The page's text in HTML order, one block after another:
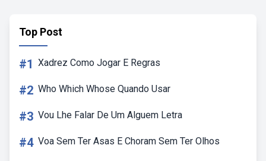
Top Post
#1 Xadrez Como Jogar E Regras
#2 Who Which Whose Quando Usar
#3 Vou Lhe Falar De Um Alguem Letra
#4 Voa Sem Ter Asas E Choram Sem Ter Olhos